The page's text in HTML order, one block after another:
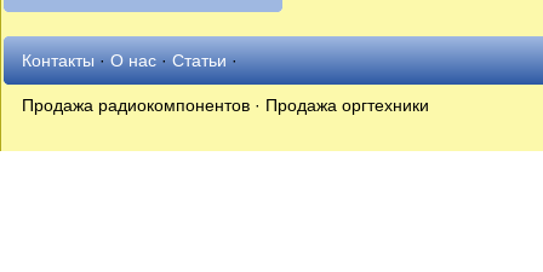
Контакты·О нас·Статьи·
Продажа радиокомпонентов · Продажа оргтехники